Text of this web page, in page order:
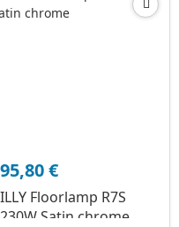
95,80€
ILLY Floorlamp R7S
230W Satin chrome